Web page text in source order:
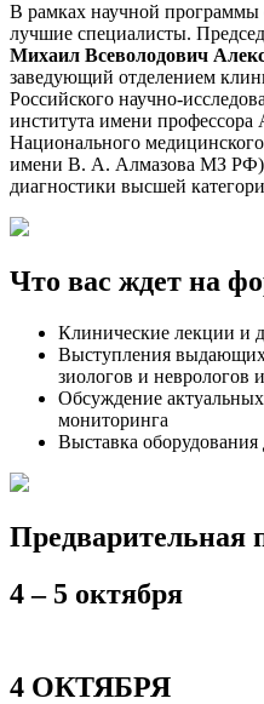
В рамках научной
лучшие специалисты.
Михаил Всеволодович
заведующий отделением
Российского научно-
института имени
Национального медицинского
имени В. А. Алмазова МЗ
диагностики высшей
Что вас ждет на
Клинические лекции и
Выступления
зиологов и неврологов
Обсуждение
мониторинга
Выставка
Предварительная
4 – 5 октября
4 ОКТЯБРЯ